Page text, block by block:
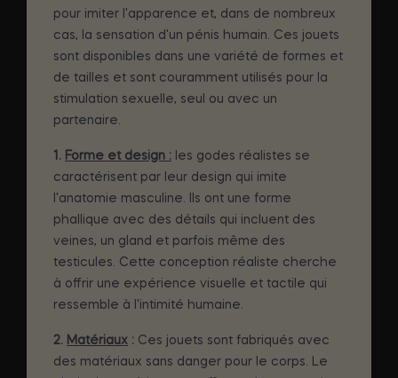
pour imiter l'apparence et, dans de nombreux
cas, la sensation d'un pénis humain. Ces jouets
sont disponibles dans une variété de formes et
de tailles et sont couramment utilisés pour la
stimulation sexuelle, seul ou avec un
partenaire.
1. Forme et design : les godes réalistes se
caractérisent par leur design qui imite
l'anatomie masculine. Ils ont une forme
phallique avec des détails qui incluent des
veines, un gland et parfois même des
testicules. Cette conception réaliste cherche
à offrir une expérience visuelle et tactile qui
ressemble à l'intimité humaine.
2. Matériaux : Ces jouets sont fabriqués avec
des matériaux sans danger pour le corps. Le